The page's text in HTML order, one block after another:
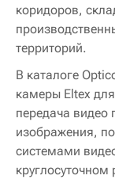
коридоров,
территорий.
В каталоге
камеры Eltex
передача видео
изображения,
системами